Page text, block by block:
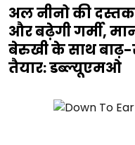
अल नीनो की
और बढ़ेगी गर्मी,
बेरुखी के साथ
तैयार: डब्ल्यूएमओ